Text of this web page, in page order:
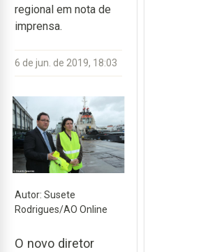
regional em nota de
imprensa.
6 de jun. de 2019, 18:03
Autor: Susete
Rodrigues/AO Online
O novo diretor